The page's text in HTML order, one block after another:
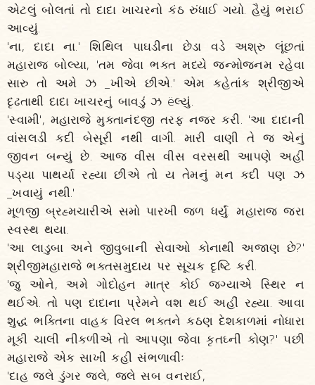
એટલું બોલતાં તો દાદા ખાચરનો કંઠ રુંધાઈ ગયો. હૈયું ભરાઈ
આવ્યું.
'ના, દાદા ના.' શિથિલ પાઘડીના છેડા વડે અશ્રુ લૂંછતાં
મહારાજ બોલ્યા, 'તમ જેવા ભક્ત મધ્યે જન્મોજનમ રહેવા
સારુ તો અમે ઝ _ખીએ છીએ.' એમ કહેતાંક શ્રીજીએ
દૃઢતાથી દાદા ખાચરનું બાવડું ઝ ëલ્યું.
'સ્વામી', મહારાજે મુક્તાનંદજી તરફ નજર કરી. 'આ દાદાની
વાંસલડી કદી બેસૂરી નથી વાગી. મારી વાણી તે જ એનું
જીવન બન્યું છે. આજ વીસ વીસ વરસથી આપણે અહીં
પડ્યા પાથર્યા રહ્યા છીએ તો ય તેમનું મન કદી પણ ઝ
_ખવાયું નથી.'
મૂળજી બ્રહ્મચારીએ સમો પારખી જળ ધર્યું. મહારાજ જરા
સ્વસ્થ થયા.
'આ લાડુબા અને જીવુબાની સેવાઓ કોનાથી અજાણ છે?'
શ્રીજીમહારાજે ભક્તસમુદાય પર સૂચક દૃષ્ટિ કરી.
'જુ ઓને, અમે ગોદોહન માત્ર કોઈ જગ્યાએ સ્થિર ન
થઈએ. તો પણ દાદાના પ્રેમને વશ થઈ અહીં રહ્યા. આવા
શુદ્ધ ભક્તિના વાહક વિરલ ભક્તને કઠણ દેશકાળમાં નોધારા
મૂકી ચાલી નીકળીએ તો આપણા જેવા કૃતઘ્ની કોણ?' પછી
મહારાજે એક સાખી કહી સંભળાવીઃ
'દાહ જલે ડુંગર જલે, જલે સબ વનરાઈ,